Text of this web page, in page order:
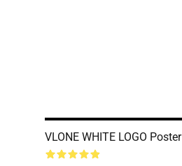
VLONE WHITE LOGO Poster